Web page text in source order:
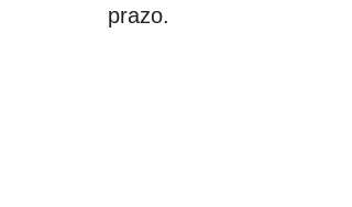
prazo.